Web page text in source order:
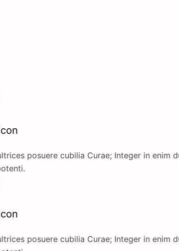
posuere cubilia Curae; Integer in enim
posuere cubilia Curae; Integer in enim